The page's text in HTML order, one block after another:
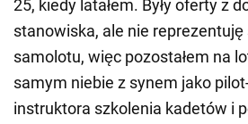
25, kiedy latałem. Były oferty z
stanowiska, ale nie
samolotu, więc pozostałem na
samym niebie z synem jako
instruktora szkolenia kadetów i